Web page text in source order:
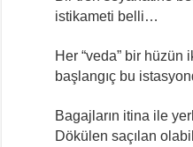
istikameti belli…
Her “veda” bir hüzün
başlangıç bu
Bagajların itina ile
Dökülen saçılan